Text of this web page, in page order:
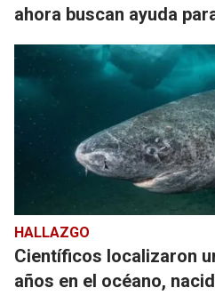
ahora buscan ayuda
HALLAZGO
Científicos localizaron
años en el océano,